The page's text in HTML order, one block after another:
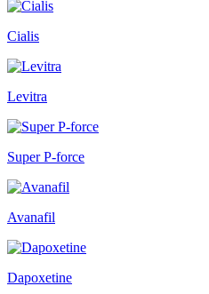
Cialis
Levitra
Super P-force
Avanafil
Dapoxetine